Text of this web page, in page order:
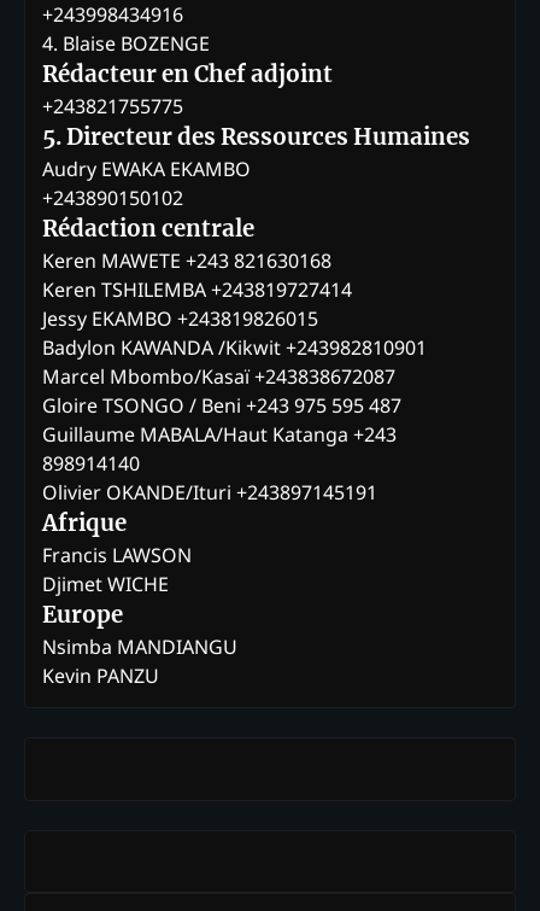
+243998434916
4. Blaise BOZENGE
Rédacteur en Chef adjoint
+243821755775
5. Directeur des Ressources Humaines
Audry EWAKA EKAMBO
+243890150102
Rédaction centrale
Keren MAWETE +243 821630168
Keren TSHILEMBA +243819727414
Jessy EKAMBO +243819826015
Badylon KAWANDA /Kikwit +243982810901
Marcel Mbombo/Kasaï +243838672087
Gloire TSONGO / Beni +243 975 595 487
Guillaume MABALA/Haut Katanga +243
898914140
Olivier OKANDE/Ituri +243897145191
Afrique
Francis LAWSON
Djimet WICHE
Europe
Nsimba MANDIANGU
Kevin PANZU